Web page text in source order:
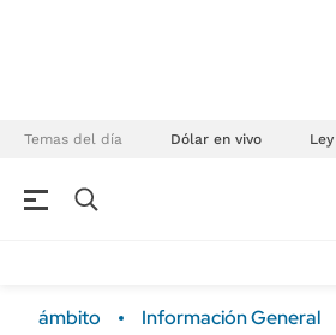
Temas del día Dólar en vivo
ámbito Información General